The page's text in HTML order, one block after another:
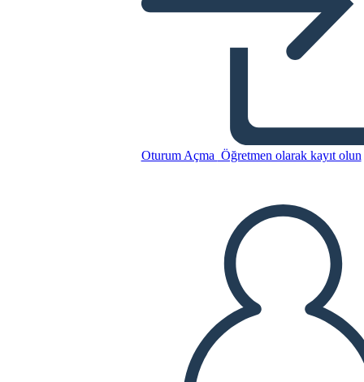
Oturum Açma Öğretmen olarak kayıt olun
Ethos Pathos Logolar
Şablonu
Bu Öykü Panosunu kopyala
BİR HİKAYE PANOSU OLUŞTUR
SLAYT GÖSTERİSİNİ OYNAT